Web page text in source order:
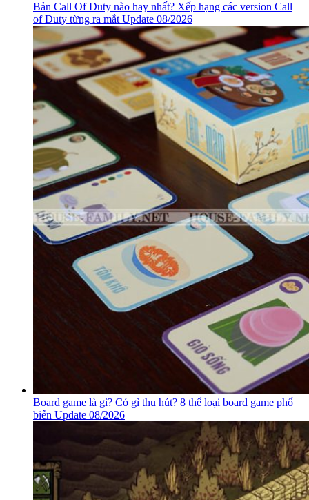
Bản Call Of Duty nào hay nhất? Xếp hạng các version Call
of Duty từng ra mắt Update 08/2026
Board game là gì? Có gì thu hút? 8 thể loại board game phổ
biến Update 08/2026